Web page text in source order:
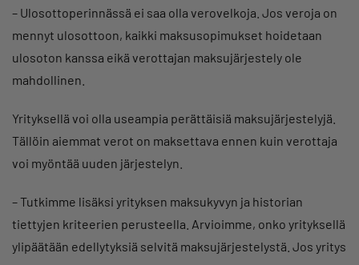
– Ulosottoperinnässä ei saa olla verovelkoja. Jos veroja on
mennyt ulosottoon, kaikki maksusopimukset hoidetaan
ulosoton kanssa eikä verottajan maksujärjestely ole
mahdollinen.
Yrityksellä voi olla useampia perättäisiä maksujärjestelyjä.
Tällöin aiemmat verot on maksettava ennen kuin verottaja
voi myöntää uuden järjestelyn.
– Tutkimme lisäksi yrityksen maksukyvyn ja historian
tiettyjen kriteerien perusteella. Arvioimme, onko yrityksellä
ylipäätään edellytyksiä selvitä maksujärjestelystä. Jos yritys